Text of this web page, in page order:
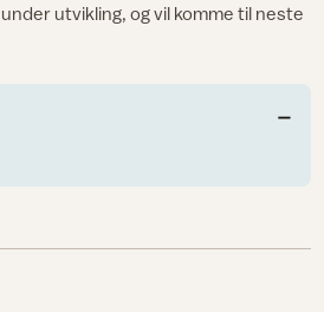
utvikling, og vil komme til neste